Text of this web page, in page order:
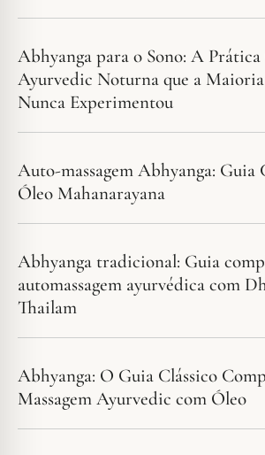
Abhyanga para o Sono: A Prática
Ayurvedic Noturna que a Maioria
Nunca Experimentou
Auto-massagem Abhyanga: Guia
Óleo Mahanarayana
Abhyanga tradicional: Guia
automassagem ayurvédica com
Thailam
Abhyanga: O Guia Clássico
Massagem Ayurvedic com Óleo